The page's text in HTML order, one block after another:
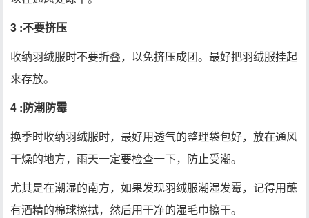
3 :不要挤压
收纳羽绒服时不要折叠，以免挤压成团。最好把羽绒服挂起
来存放。
4 :防潮防霉
换季时收纳羽绒服时，最好用透气的整理袋包好，放在通风
干燥的地方，雨天一定要检查一下，防止受潮。
尤其是在潮湿的南方，如果发现羽绒服潮湿发霉，记得用蘸
有酒精的棉球擦拭，然后用干净的湿毛巾擦干。